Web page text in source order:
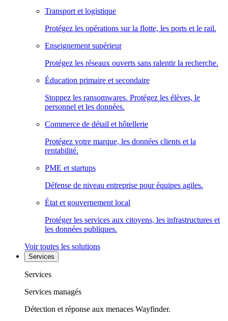
Transport et logistique
Protégez les opérations sur la flotte, les ports et le rail.
Enseignement supérieur
Protégez les réseaux ouverts sans ralentir la recherche.
Éducation primaire et secondaire
Stoppez les ransomwares. Protégez les élèves, le
personnel et les données.
Commerce de détail et hôtellerie
Protégez votre marque, les données clients et la
rentabilité.
PME et startups
Défense de niveau entreprise pour équipes agiles.
État et gouvernement local
Protéger les services aux citoyens, les infrastructures et
les données publiques.
Voir toutes les solutions
Services
Services
Services managés
Détection et réponse aux menaces Wayfinder.